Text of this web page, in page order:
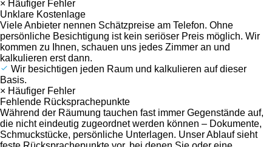
× Häufiger Fehler
Unklare Kostenlage
Viele Anbieter nennen Schätzpreise am Telefon. Ohne
persönliche Besichtigung ist kein seriöser Preis möglich. Wir
kommen zu Ihnen, schauen uns jedes Zimmer an und
kalkulieren erst dann.
Wir besichtigen jeden Raum und kalkulieren auf dieser
Basis.
× Häufiger Fehler
Fehlende Rücksprachepunkte
Während der Räumung tauchen fast immer Gegenstände auf,
die nicht eindeutig zugeordnet werden können – Dokumente,
Schmuckstücke, persönliche Unterlagen. Unser Ablauf sieht